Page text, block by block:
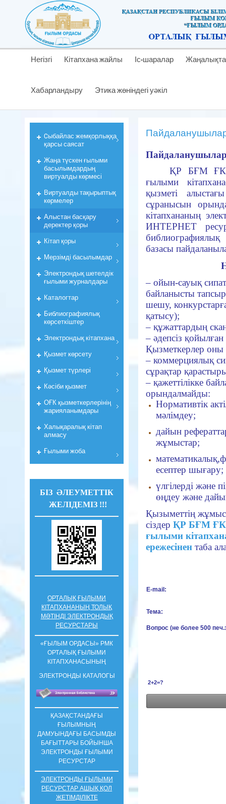
Негізгі Кітапхана жайлы Іс-шаралар
Хабарландыру Этика жөніндегі уәкіл
ҚР БҒМ ҒК
ғылыми
қызметі
сұранысын
кітапхананың
ИНТЕРНЕТ
базасы
– ойын-сауық
байланысты
шешу,
қатысу);
– құжаттардың
– әдепсіз
Қызметкерлер оны
– коммерциялық
сұрақтар
– қажеттілікке
орындалмайды:
Нормативтік
мәлімдеу;
дайын
жұмыстар;
есептер шығару;
үлгілерді және
өңдеу және
Қызыметтің
сіздер ҚР БҒМ ҒК
ғылыми
ережесінентаба
E-mail:
Тема:
Вопрос (не более 500
2+2=?
Cыбайлас жемқорлыққа
қарсы саясат
Жаңа түскен ғылыми
басылымдардың
виртуалды көрмесі
Виртуалды тақырыптық
көрмелер
Алыстан басқару
деректер қоры
Кiтап қоры
Мерзiмдi басылымдар
Электрондық шетелдік
ғылыми журналдары
Каталогтар
Библиографиялық
көрсеткiштер
Электрондық кiтапхана
Қызмет көрсету
Қызмет түрлері
Кәсіби қызмет
ОҒК қызметкерлерiнiң
жарияланымдары
Халықаралық кітап
алмасу
Ғылыми жоба
БІЗ ӘЛЕУМЕТТІК
ЖЕЛІДЕМІЗ !!!
ОРТАЛЫҚ ҒЫЛЫМИ
КІТАПХАНАНЫҢ ТОЛЫҚ
МӘТІНДІ ЭЛЕКТРОНДЫҚ
РЕСУРСТАРЫ
«ҒЫЛЫМ ОРДАСЫ» РМК
ОРТАЛЫҚ ҒЫЛЫМИ
КIТАПХАНАСЫНЫҢ
ЭЛЕКТРОНДЫ КАТАЛОГЫ
ҚАЗАҚСТАНДАҒЫ
ҒЫЛЫМНЫҢ
ДАМУЫНДАҒЫ БАСЫМДЫ
БАҒЫТТАРЫ БОЙЫНША
ЭЛЕКТРОНДЫ ҒЫЛЫМИ
РЕСУРСТАР
ЭЛЕКТРОНДЫ ҒЫЛЫМИ
РЕСУРСТАР АШЫҚ ҚОЛ
ЖЕТІМДІЛІКТЕ